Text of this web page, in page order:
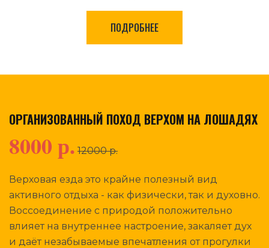
ПОДРОБНЕЕ
ОРГАНИЗОВАННЫЙ ПОХОД ВЕРХОМ НА ЛОШАДЯХ
8000 р. 12000 р.
Верховая езда это крайне полезный вид
активного отдыха - как физически, так и духовно.
Воссоединение с природой положительно
влияет на внутреннее настроение, закаляет дух
и даёт незабываемые впечатления от прогулки